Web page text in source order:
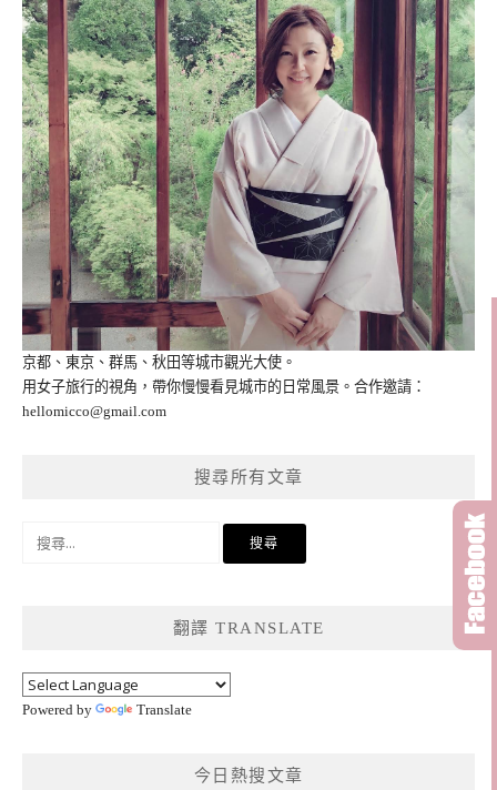
京都、東京、群馬、秋田等城市觀光大使。
用女子旅行的視角，帶你慢慢看見城市的日常風景。合作邀請：
hellomicco@gmail.com
搜尋所有文章
翻譯 TRANSLATE
Powered by Translate
今日熱搜文章